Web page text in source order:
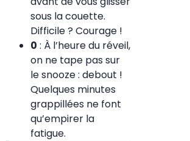
sous la couette.
Difficile ? Courage !
0 : À l’heure du réveil,
on ne tape pas sur
le snooze : debout !
Quelques minutes
grappillées ne font
qu’empirer la
fatigue.